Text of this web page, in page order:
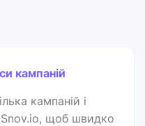
кампаній
кампаній і
Snov.io, щоб швидко